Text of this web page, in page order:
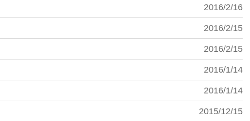
2016/2/16
2016/2/15
2016/2/15
2016/1/14
2016/1/14
2015/12/15